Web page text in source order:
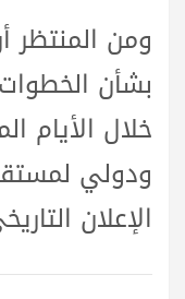
ومن المنتظر
بشأن
خلال الأيام
ودولي
الإعلان